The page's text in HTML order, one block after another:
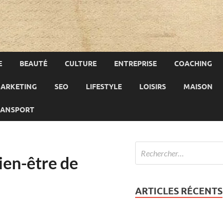
BEAUTÉ CULTURE ENTREPRISE COACHING
SEO LIFESTYLE LOISIRS MAISON
être de
ARTICLES RÉCENTS